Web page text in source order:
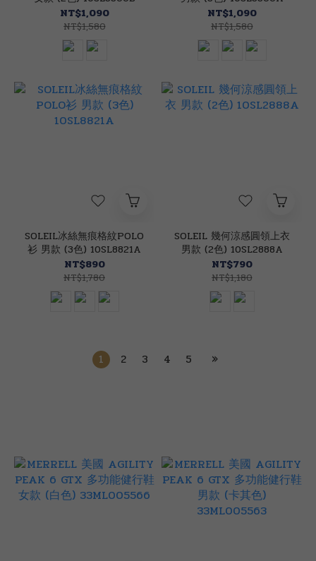
NT$1,090
NT$1,580
NT$1,090
NT$1,580
SOLEIL冰絲無痕格紋POLO
衫 男款 (3色) 10SL8821A
NT$890
NT$1,780
SOLEIL 幾何涼感圓領上衣
男款 (2色) 10SL2888A
NT$790
NT$1,180
1 2 3 4 5 »